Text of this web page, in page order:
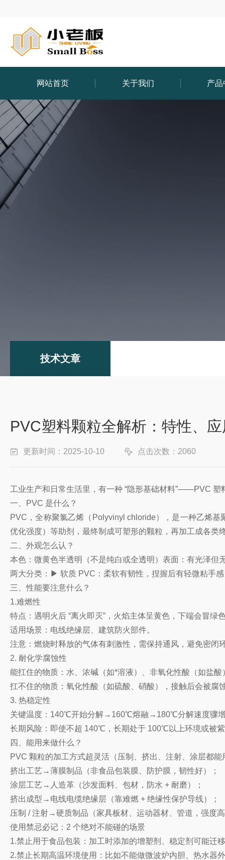
网站首页 关于我们 产品
技术文章
PVC塑料颗粒全解析：特性、
更新时间：2025-10-10 点击次数：2060
工业生产和日常生活里，有一种 “隐形基础材料”——PVC
一、PVC 是什么？
PVC，全称聚氯乙烯（Polyvinyl chloride），是一种乙烯
优化强度）等助剂，最终制成可塑形的颗粒，再加工成各类
二、外观怎么认？
本色：微黄色半透明（不是纯白或全透明）表面：有光泽
两大分类：▶ 软质 PVC：柔软有韧性，捏握后有轻微粘手
三、性能要注意什么？
1.难燃性
特点：遇明火后 “离火即灭”，火焰主体呈黄色，下端会冒
适用场景：电线绝缘层、建筑防火部件。
注意：燃烧时释放的气体有刺激性，需保持通风，避免密闭
2. 耐化学腐蚀性
能扛住的物质：水、浓碱（如*溶液）、非氧化性酸（如盐
扛不住的物质：氧化性酸（如硫酸、硝酸），接触后会被腐
3. 热稳定性
关键温度：140℃开始分解→160℃熔融→180℃分解速度骤
长期风险：即使不超 140℃，长期处于 100℃以上环境或被
四、能用来做什么？
PVC 颗粒的加工方式超灵活（压制、挤出、注射、涂层都
挤出工艺→薄膜制品（非食品包装膜、防护膜，韧性好）；
涂层工艺→人造革（沙发面料、包材，防水 + 耐磨）；
挤出成型→电线电缆绝缘层（靠难燃 + 绝缘性保护导线）；
压制 / 注射→硬质制品（家具板材、运动器材、管道，强度
使用禁忌必记：2 个绝对不能碰的场景
1.禁止用于食品包装：加工时添加的增塑剂、稳定剂可能迁
2.禁止长期高温环境使用：比如不能做微波炉内胆、热水器